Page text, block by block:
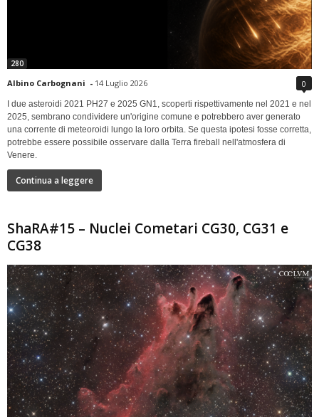
280
Albino Carbognani - 14 Luglio 2026 0
I due asteroidi 2021 PH27 e 2025 GN1, scoperti rispettivamente nel 2021 e nel
2025, sembrano condividere un'origine comune e potrebbero aver generato
una corrente di meteoroidi lungo la loro orbita. Se questa ipotesi fosse corretta,
potrebbe essere possibile osservare dalla Terra fireball nell'atmosfera di
Venere.
Continua a leggere
ShaRA#15 – Nuclei Cometari CG30, CG31 e
CG38